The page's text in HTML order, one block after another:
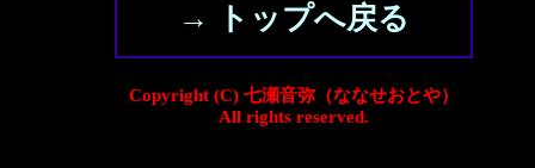
→ トップへ戻る
Copyright (C) 七瀬音弥（ななせおとや）
All rights reserved.